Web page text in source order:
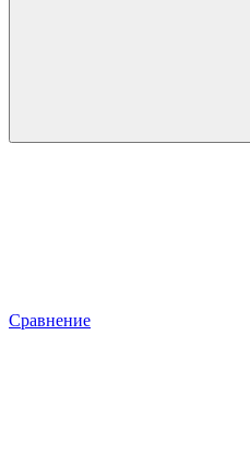
Сравнение